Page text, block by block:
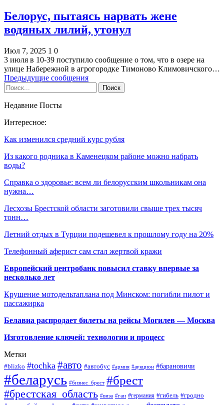
Белорус, пытаясь нарвать жене
водяных лилий, утонул
Июл 7, 2025 1 0
3 июля в 10-39 поступило сообщение о том, что в озере на
улице Набережной в агрогородке Тимоново Климовичского…
Предыдущие сообщения
Недавние Посты
Интересное:
Как изменился средний курс рубля
Из какого родника в Каменецком районе можно набрать
воды?
Справка о здоровье: всем ли белорусским школьникам она
нужна…
Лесхозы Брестской области заготовили свыше трех тысяч
тонн…
Летний отдых в Турции подешевел к прошлому году на 20%
Телефонный аферист сам стал жертвой кражи
Европейский центробанк повысил ставку впервые за
несколько лет
Крушение мотодельтаплана под Минском: погибли пилот и
пассажирка
Белавиа распродает билеты на рейсы Могилев — Москва
Изготовление ключей: технологии и процесс
Метки
#blizko #tochka #авто #автобус #армия #аукцион #барановичи
#беларусь #бизнес_брест #брест
#брестская_область #виза #гаи #германия #гибель #гродно